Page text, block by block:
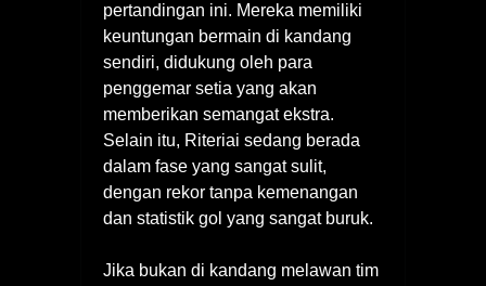
pertandingan ini. Mereka memiliki
keuntungan bermain di kandang
sendiri, didukung oleh para
penggemar setia yang akan
memberikan semangat ekstra.
Selain itu, Riteriai sedang berada
dalam fase yang sangat sulit,
dengan rekor tanpa kemenangan
dan statistik gol yang sangat buruk.
Jika bukan di kandang melawan tim